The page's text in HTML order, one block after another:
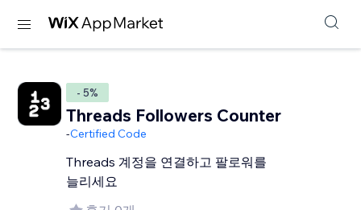
- 5%
Threads Followers Counter
-Certified Code
Threads 계정을 연결하고 팔로워를
늘리세요